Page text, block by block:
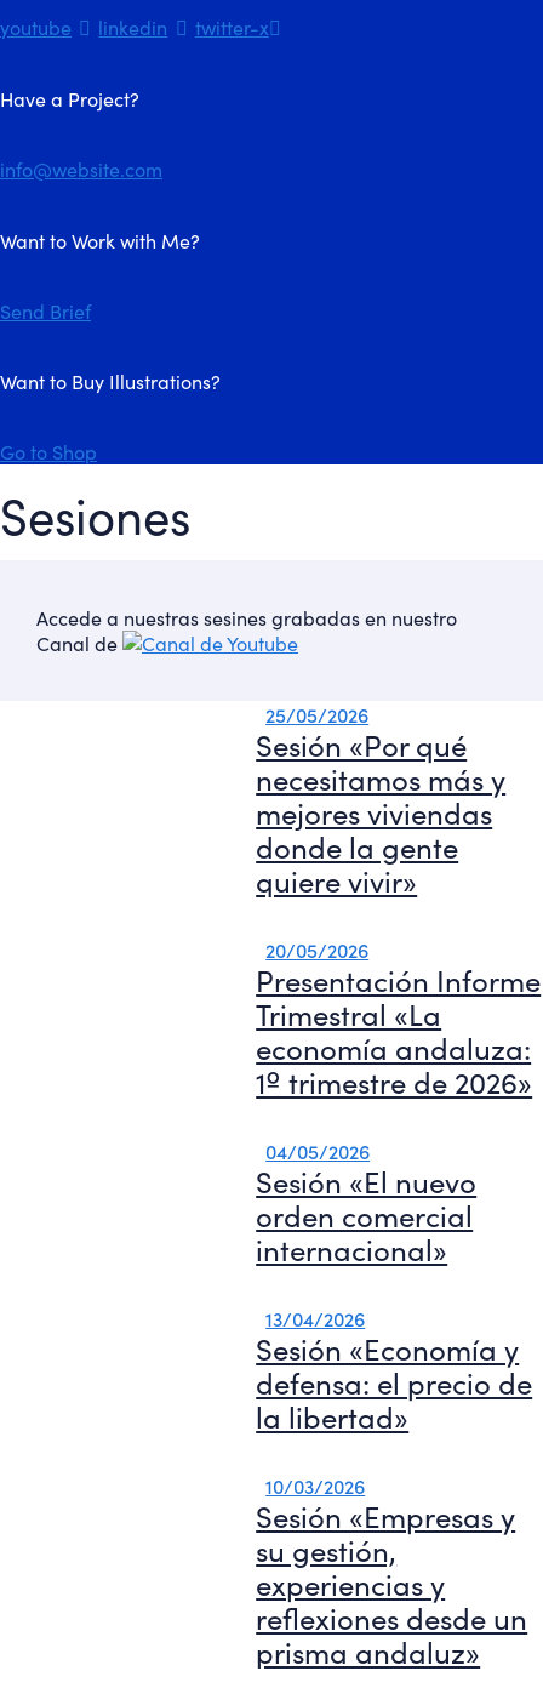
youtube
linkedin twitter-x
Have a Project?
info@website.com
Want to Work with Me?
Send Brief
Want to Buy Illustrations?
Go to Shop
Sesiones
Accede a nuestras sesines grabadas en nuestro
Canal de
25/05/2026
Sesión «Por qué
necesitamos más y
mejores viviendas
donde la gente
quiere vivir»
20/05/2026
Presentación Informe
Trimestral «La
economía andaluza:
1º trimestre de 2026»
04/05/2026
Sesión «El nuevo
orden comercial
internacional»
13/04/2026
Sesión «Economía y
defensa: el precio de
la libertad»
10/03/2026
Sesión «Empresas y
su gestión,
experiencias y
reflexiones desde un
prisma andaluz»